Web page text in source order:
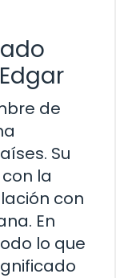
de
Su
la
con
En
lo que